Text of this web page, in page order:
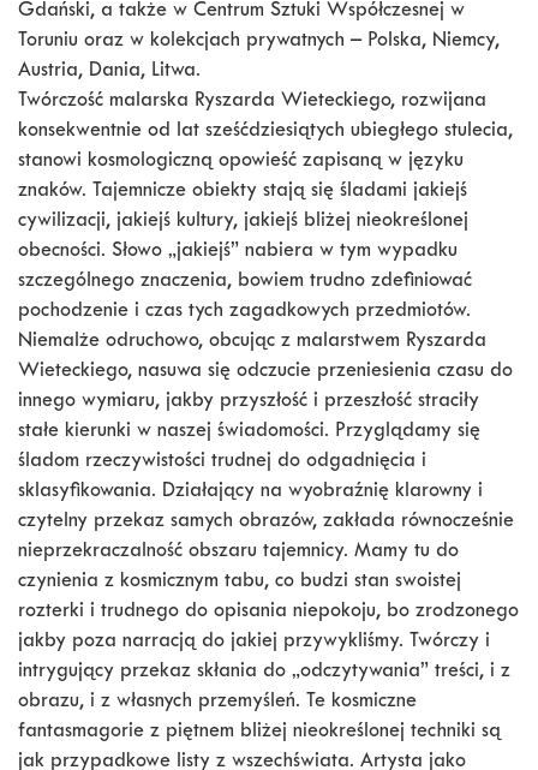
Gdański, a także w Centrum Sztuki Współczesnej w
Toruniu oraz w kolekcjach prywatnych – Polska, Niemcy,
Austria, Dania, Litwa.
Twórczość malarska Ryszarda Wieteckiego, rozwijana
konsekwentnie od lat sześćdziesiątych ubiegłego stulecia,
stanowi kosmologiczną opowieść zapisaną w języku
znaków. Tajemnicze obiekty stają się śladami jakiejś
cywilizacji, jakiejś kultury, jakiejś bliżej nieokreślonej
obecności. Słowo „jakiejś” nabiera w tym wypadku
szczególnego znaczenia, bowiem trudno zdefiniować
pochodzenie i czas tych zagadkowych przedmiotów.
Niemalże odruchowo, obcując z malarstwem Ryszarda
Wieteckiego, nasuwa się odczucie przeniesienia czasu do
innego wymiaru, jakby przyszłość i przeszłość straciły
stałe kierunki w naszej świadomości. Przyglądamy się
śladom rzeczywistości trudnej do odgadnięcia i
sklasyfikowania. Działający na wyobraźnię klarowny i
czytelny przekaz samych obrazów, zakłada równocześnie
nieprzekraczalność obszaru tajemnicy. Mamy tu do
czynienia z kosmicznym tabu, co budzi stan swoistej
rozterki i trudnego do opisania niepokoju, bo zrodzonego
jakby poza narracją do jakiej przywykliśmy. Twórczy i
intrygujący przekaz skłania do „odczytywania” treści, i z
obrazu, i z własnych przemyśleń. Te kosmiczne
fantasmagorie z piętnem bliżej nieokreślonej techniki są
jak przypadkowe listy z wszechświata. Artysta jako